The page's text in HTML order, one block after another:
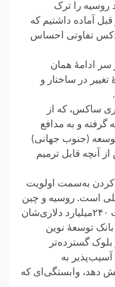
روسیه را ترک
آماده داشتیم که
‏تفاوتی احساس
سر ادامهٔ همان
در ساختار و
ساکس، که از
دههٔ ۱۹۹۰ فاصله گرفته و به مدافع
(جنوب ‏جهانی)
آنچه قابل ترمیم
به‌سمت اولویت
است. روسیه و چین
هم‌اکنون حدود ‏‏۹۸درصد از تجارت ۲۴۰میلیارد دلاری‌شان
توسعهٔ نوین
گسترده‌تر
به
دهد، وابستگی‌ای ‏که